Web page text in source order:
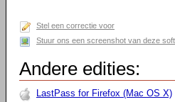
Stel een correctie voor
Stuur ons een screenshot van deze
Andere edities:
LastPass for Firefox (Mac OS X)